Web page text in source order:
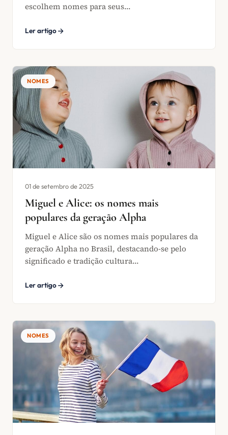
escolhem nomes para seus...
Ler artigo
NOMES
01 de setembro de 2025
Miguel e Alice: os nomes mais
populares da geração Alpha
Miguel e Alice são os nomes mais populares da
geração Alpha no Brasil, destacando-se pelo
significado e tradição cultura...
Ler artigo
NOMES